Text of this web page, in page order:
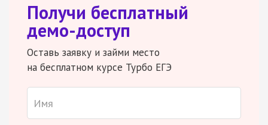
Получи бесплатный
демо-доступ
Оставь заявку и займи место
на бесплатном курсе Турбо ЕГЭ